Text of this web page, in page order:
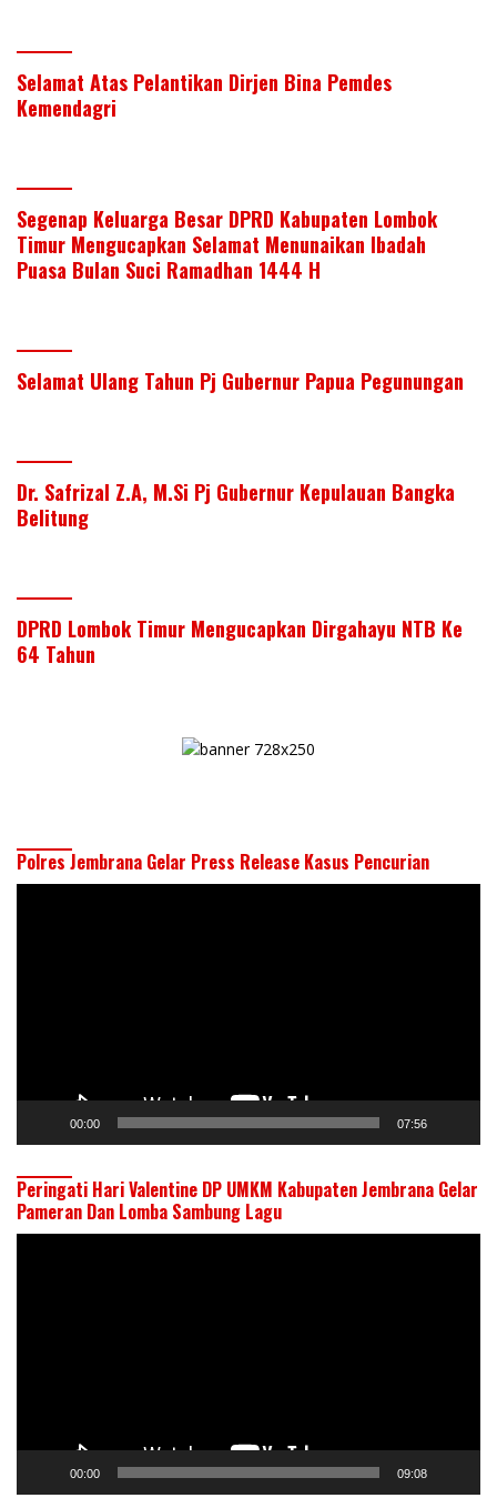
Selamat Atas Pelantikan Dirjen Bina Pemdes
Kemendagri
Segenap Keluarga Besar DPRD Kabupaten Lombok
Timur Mengucapkan Selamat Menunaikan Ibadah
Puasa Bulan Suci Ramadhan 1444 H
Selamat Ulang Tahun Pj Gubernur Papua Pegunungan
Dr. Safrizal Z.A, M.Si Pj Gubernur Kepulauan Bangka
Belitung
DPRD Lombok Timur Mengucapkan Dirgahayu NTB Ke
64 Tahun
Polres Jembrana Gelar Press Release Kasus Pencurian
00:00 07:56
Peringati Hari Valentine DP UMKM Kabupaten Jembrana Gelar
Pameran Dan Lomba Sambung Lagu
00:00 09:08